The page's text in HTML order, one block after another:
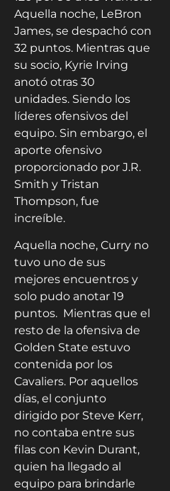
Aquella noche, LeBron
James, se despachó con
32 puntos. Mientras que
su socio, Kyrie Irving
anotó otras 30
unidades. Siendo los
líderes ofensivos del
equipo. Sin embargo, el
aporte ofensivo
proporcionado por J.R.
Smith y Tristan
Thompson, fue
increíble.
Aquella noche, Curry no
tuvo uno de sus
mejores encuentros y
solo pudo anotar 19
puntos. Mientras que el
resto de la ofensiva de
Golden State estuvo
contenida por los
Cavaliers. Por aquellos
días, el conjunto
dirigido por Steve Kerr,
no contaba entre sus
filas con Kevin Durant,
quien ha llegado al
equipo para brindarle